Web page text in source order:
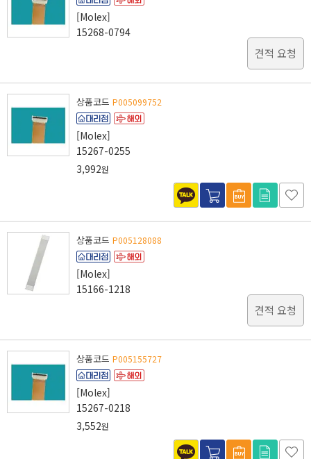
[Molex]
15268-0794
견적 요청
상품코드 P005099752
[Molex]
15267-0255
3,992원
상품코드 P005128088
[Molex]
15166-1218
견적 요청
상품코드 P005155727
[Molex]
15267-0218
3,552원